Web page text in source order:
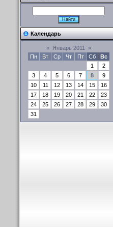
Календарь
« Январь 2011
»
Пн
Вт Ср Чт Пт Сб
Вс
1
2
3
4 5 6 7 8
9
10
11 12 13 14 15
16
17
18 19 20 21 22
23
24
25 26 27 28 29
30
31